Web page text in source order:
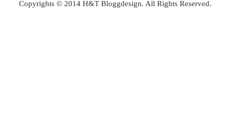
Copyrights © 2014 H&T Bloggdesign. All Rights Reserved.